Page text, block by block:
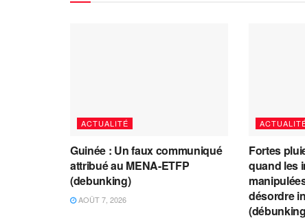
ACTUALITÉ
Guinée : Un faux communiqué
attribué au MENA-ETFP
(debunking)
AOÛT 7, 2026
Fortes
quand les
désordre